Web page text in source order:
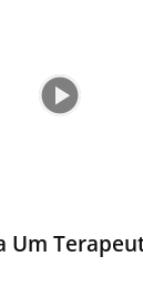
Um